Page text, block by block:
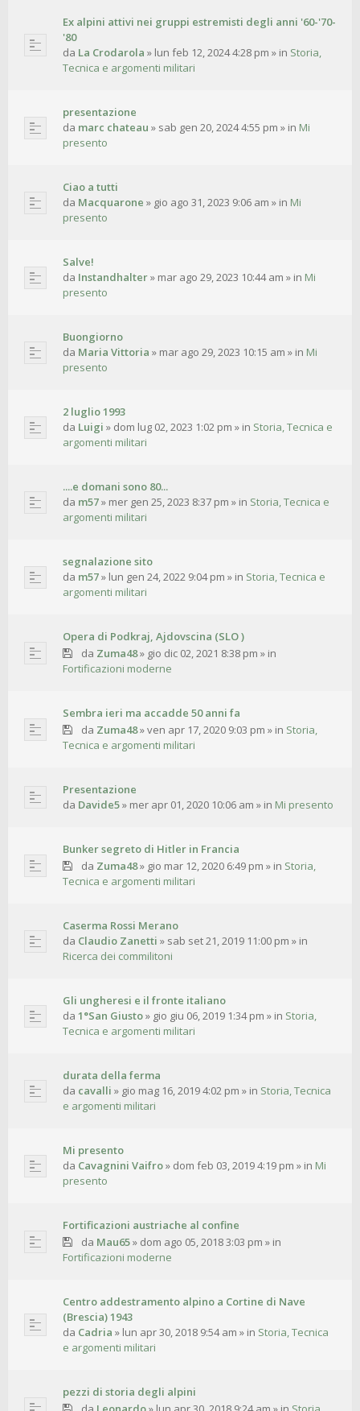
Ex alpini attivi nei gruppi estremisti degli anni '60-'70-
'80
da La Crodarola » lun feb 12, 2024 4:28 pm » in Storia,
Tecnica e argomenti militari
presentazione
da marc chateau » sab gen 20, 2024 4:55 pm » in Mi
presento
Ciao a tutti
da Macquarone » gio ago 31, 2023 9:06 am » in Mi
presento
Salve!
da Instandhalter» mar ago 29, 2023 10:44 am » in Mi
presento
Buongiorno
da Maria Vittoria » mar ago 29, 2023 10:15 am » in Mi
presento
2 luglio 1993
da Luigi » dom lug 02, 2023 1:02 pm » in Storia, Tecnica e
argomenti militari
....e domani sono 80...
da m57» mer gen 25, 2023 8:37 pm » in Storia, Tecnica e
argomenti militari
segnalazione sito
da m57» lun gen 24, 2022 9:04 pm » in Storia, Tecnica e
argomenti militari
Opera di Podkraj, Ajdovscina (SLO )
da Zuma48» gio dic 02, 2021 8:38 pm » in
Fortificazioni moderne
Sembra ieri ma accadde 50 anni fa
da Zuma48»ven apr 17, 2020 9:03 pm » in Storia,
Tecnica e argomenti militari
Presentazione
da Davide5» mer apr 01, 2020 10:06 am » in Mi presento
Bunker segreto di Hitler in Francia
da Zuma48» gio mar 12, 2020 6:49 pm » in Storia,
Tecnica e argomenti militari
Caserma Rossi Merano
da Claudio Zanetti » sab set 21, 2019 11:00 pm » in
Ricerca dei commilitoni
Gli ungheresi e il fronte italiano
da 1°San Giusto» gio giu 06, 2019 1:34 pm » in Storia,
Tecnica e argomenti militari
durata della ferma
da cavalli » gio mag 16, 2019 4:02 pm » in Storia, Tecnica
e argomenti militari
Mi presento
da Cavagnini Vaifro» dom feb 03, 2019 4:19 pm » in Mi
presento
Fortificazioni austriache al confine
da Mau65» dom ago 05, 2018 3:03 pm » in
Fortificazioni moderne
Centro addestramento alpino a Cortine di Nave
(Brescia) 1943
da Cadria » lun apr 30, 2018 9:54 am » in Storia, Tecnica
e argomenti militari
pezzi di storia degli alpini